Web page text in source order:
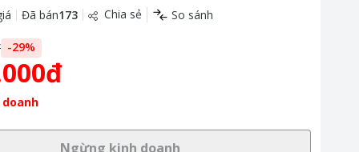
Đã bán173 Chia sẻ So sánh
-29%
Ngừng kinh doanh